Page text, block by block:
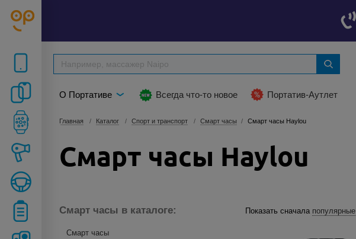
О Портативе Всегда что-то новое Портатив-Аутлет
Главная Каталог Спорт и транспорт Смарт часы Смарт часы Haylou
Смарт часы Haylou
Смарт часы в каталоге:
Смарт часы
Показать сначала популярные